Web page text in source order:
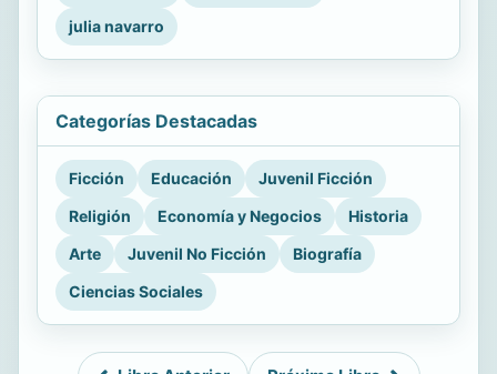
julia navarro
Categorías Destacadas
Ficción Educación
Juvenil Ficción
Religión
Economía y Negocios
Historia
Arte
Juvenil No Ficción
Biografía
Ciencias Sociales